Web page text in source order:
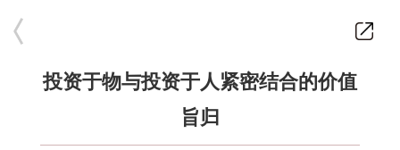
投资于物与投资于人紧密结合的价值
旨归